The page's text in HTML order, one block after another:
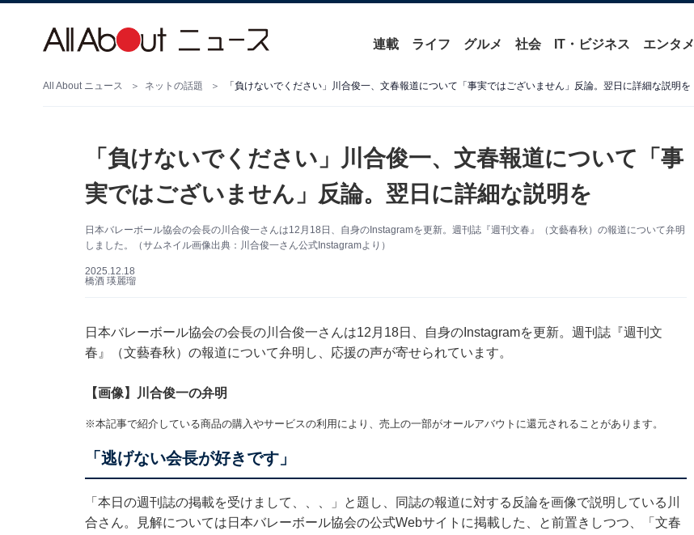
連載 ライフ グルメ 社会 IT・ビジネス エンタメ
All About ニュース ネットの話題 「負けないでください」川合俊一、文春報道について「事実ではございません」反論。翌日に詳細な説明を
「負けないでください」川合俊一、文春報道について「事
実ではございません」反論。翌日に詳細な説明を
日本バレーボール協会の会長の川合俊一さんは12月18日、自身のInstagramを更新。週刊誌『週刊文春』（文藝春秋）の報道について弁明
しました。（サムネイル画像出典：川合俊一さん公式Instagramより）
2025.12.18
橋酒 瑛麗瑠
日本バレーボール協会の会長の川合俊一さんは12月18日、自身のInstagramを更新。週刊誌『週刊文
春』（文藝春秋）の報道について弁明し、応援の声が寄せられています。
【画像】川合俊一の弁明
※本記事で紹介している商品の購入やサービスの利用により、売上の一部がオールアバウトに還元されることがあります。
「逃げない会長が好きです」
「本日の週刊誌の掲載を受けまして、、、」と題し、同誌の報道に対する反論を画像で説明している川
合さん。見解については日本バレーボール協会の公式Webサイトに掲載した、と前置きしつつ、「文春